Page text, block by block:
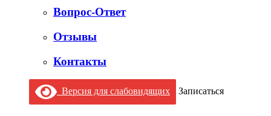
Вопрос-Ответ
Отзывы
Контакты
Версия для слабовидящих Записаться